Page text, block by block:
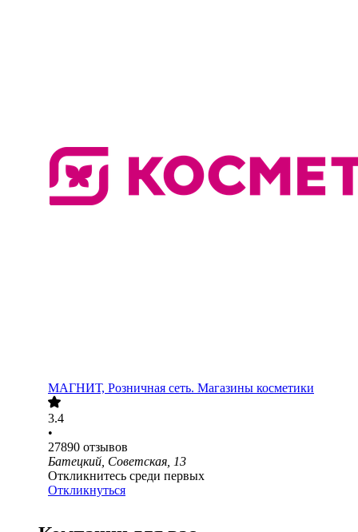
МАГНИТ, Розничная сеть. Магазины косметики
3.4
•
27890 отзывов
Батецкий, Советская, 13
Откликнитесь среди первых
Откликнуться